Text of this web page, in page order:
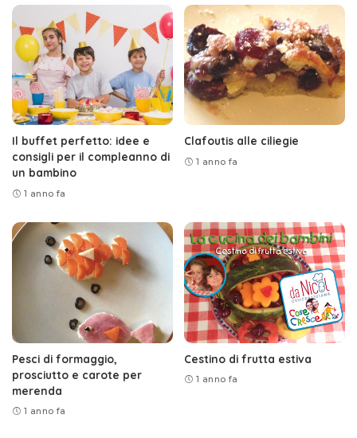
Il buffet perfetto: idee e
consigli per il compleanno di
un bambino
1 anno fa
Clafoutis alle ciliegie
1 anno fa
Pesci di formaggio,
prosciutto e carote per
merenda
1 anno fa
Cestino di frutta estiva
1 anno fa